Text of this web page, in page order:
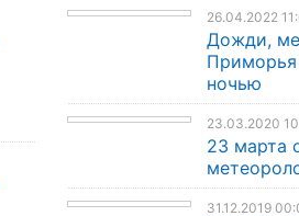
26.04.2022
Дожди,
Приморья
ночью
23.03.2020
23 марта
31.12.2019